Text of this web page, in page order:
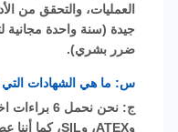
العمليات، والتحقق من
جيدة (سنة واحدة مجانية
ضرر بشري).
س: ما هي الشهادات التي